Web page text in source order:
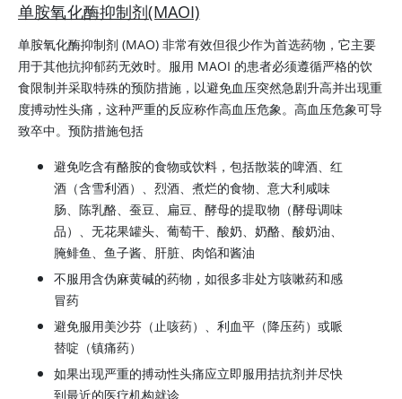
单胺氧化酶抑制剂(MAOI)
单胺氧化酶抑制剂 (MAO) 非常有效但很少作为首选药物，它主要
用于其他抗抑郁药无效时。服用 MAOI 的患者必须遵循严格的饮
食限制并采取特殊的预防措施，以避免血压突然急剧升高并出现重
度搏动性头痛，这种严重的反应称作高血压危象。高血压危象可导
致卒中。预防措施包括
避免吃含有酪胺的食物或饮料，包括散装的啤酒、红
酒（含雪利酒）、烈酒、煮烂的食物、意大利咸味
肠、陈乳酪、蚕豆、扁豆、酵母的提取物（酵母调味
品）、无花果罐头、葡萄干、酸奶、奶酪、酸奶油、
腌鲱鱼、鱼子酱、肝脏、肉馅和酱油
不服用含伪麻黄碱的药物，如很多非处方咳嗽药和感
冒药
避免服用美沙芬（止咳药）、利血平（降压药）或哌
替啶（镇痛药）
如果出现严重的搏动性头痛应立即服用拮抗剂并尽快
到最近的医疗机构就诊